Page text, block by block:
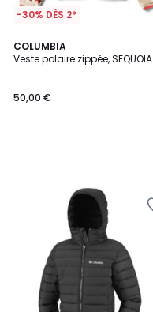
-30% DÈS 2*
COLUMBIA
Veste polaire zippée, SEQUOIA
50,00 €